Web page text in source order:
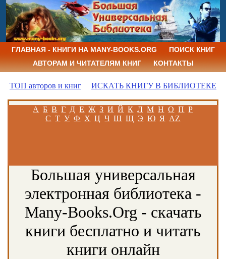
ГЛАВНАЯ - КНИГИ НА MANY-BOOKS.ORG
ПОИСК КНИГ
АВТОРАМ И ЧИТАТЕЛЯМ КНИГ
КОНТАКТЫ
ТОП авторов и книг ИСКАТЬ КНИГУ В БИБЛИОТЕКЕ
А Б В Г Д Е Ж З И Й К Л М Н О П Р
С Т У Ф Х Ц Ч Ш Щ Э Ю Я AZ
Большая универсальная
электронная библиотека -
Many-Books.Org - скачать
книги бесплатно и читать
книги онлайн